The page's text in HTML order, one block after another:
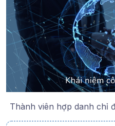
Thành viên hợp danh chỉ